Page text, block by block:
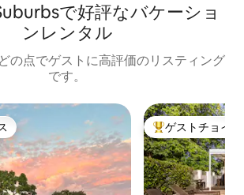
で好評なバケーショ
ンレンタル
の点でゲストに高評価のリスティング
です。
イスです。 大好評のゲスト
ゲストチョイス